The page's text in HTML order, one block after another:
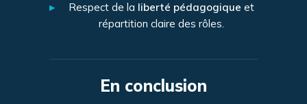
▸
Respect de la liberté pédagogique et
répartition claire des rôles.
En conclusion